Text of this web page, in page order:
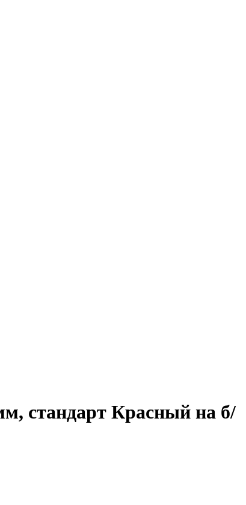
стандарт Красный на б/